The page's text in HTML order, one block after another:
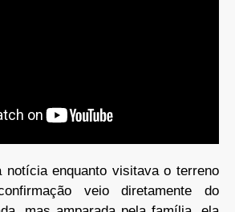
notícia enquanto visitava o terreno
veio diretamente do